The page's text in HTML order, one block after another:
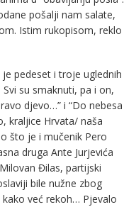
pošalji nam salate,
Istim rukopisom, reklo
pedeset i troje uglednih
su smaknuti, pa i on,
djevo…” i “Do nebesa
kraljice Hrvata/ naša
što je i mučenik Pero
druga Ante Jurjevića
Đilas, partijski
bile nužne zbog
već rekoh… Pjevalo